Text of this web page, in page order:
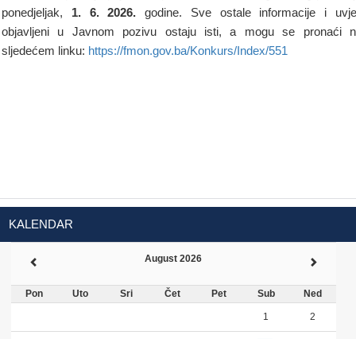
ponedjeljak, 1. 6. 2026. godine. Sve ostale informacije i
objavljeni u Javnom pozivu ostaju isti, a mogu se pronaći
sljedećem linku: https://fmon.gov.ba/Konkurs/Index/551
KALENDAR
August 2026
Pon Uto Sri Čet Pet Sub Ned
1 2